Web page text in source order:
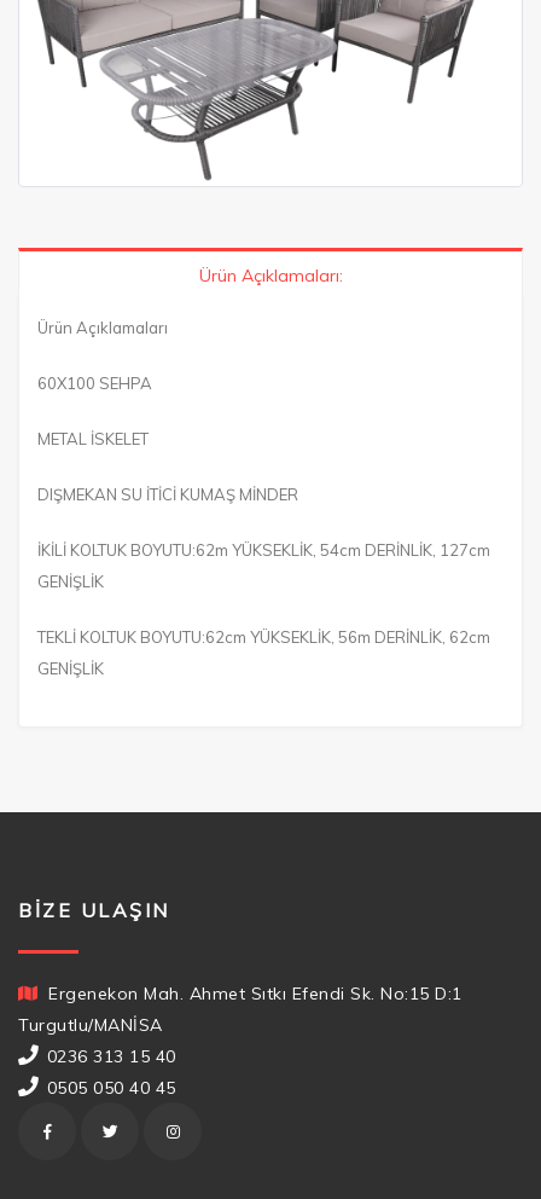
Ürün Açıklamaları:
Ürün Açıklamaları
60X100 SEHPA
METAL İSKELET
DIŞMEKAN SU İTİCİ KUMAŞ MİNDER
İKİLİ KOLTUK BOYUTU:62m YÜKSEKLİK, 54cm DERİNLİK, 127cm
GENİŞLİK
TEKLİ KOLTUK BOYUTU:62cm YÜKSEKLİK, 56m DERİNLİK, 62cm
GENİŞLİK
BIZE ULAŞIN
Ergenekon Mah. Ahmet Sıtkı Efendi Sk. No:15 D:1
Turgutlu/MANİSA
0236 313 15 40
0505 050 40 45